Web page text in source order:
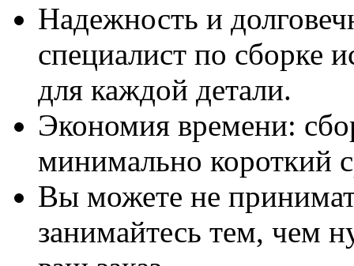
Надежность и
специалист по сборке
для каждой детали.
Экономия времени:
минимально короткий
Вы можете не
занимайтесь тем, чем